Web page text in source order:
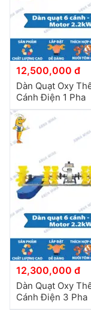
12,500,000 đ
Dàn Quạt Oxy
Cánh Điện 1 Pha
12,300,000 đ
Dàn Quạt Oxy
Cánh Điện 3 Pha